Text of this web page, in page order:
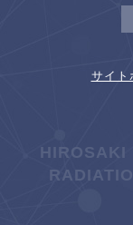
サイト
HIROSAKI